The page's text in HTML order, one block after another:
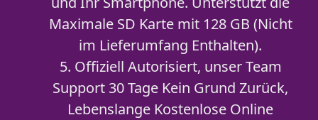
Maximale SD Karte mit 128 GB (Nicht
im Lieferumfang Enthalten).
5. Offiziell Autorisiert, unser Team
Support 30 Tage Kein Grund Zurück,
Lebenslange Kostenlose Online